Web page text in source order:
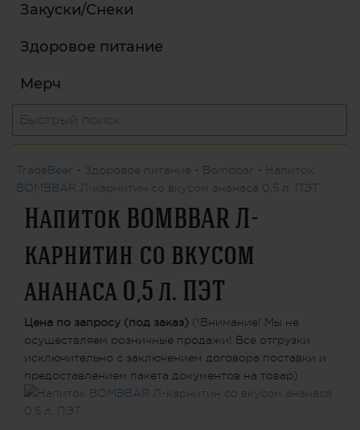
Закуски/Снеки
Здоровое питание
Мерч
TradeBeer - Здоровое питание - Bombbar - Напиток
BOMBBAR Л-карнитин со вкусом ананаса 0,5 л. ПЭТ
Напиток BOMBBAR Л-
карнитин со вкусом
ананаса 0,5 л. ПЭТ
Цена по запросу (под заказ) (!Внимание! Мы не
осуществляем розничные продажи! Все отгрузки
исключительно с заключением договора поставки и
предоставлением пакета документов на товар)